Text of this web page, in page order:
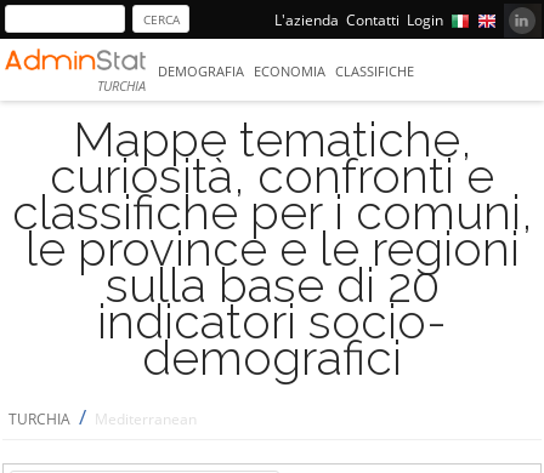
L'azienda Contatti Login
TURCHIA
DEMOGRAFIA ECONOMIA CLASSIFICHE
Mappe tematiche,
curiosità, confronti e
classifiche per i comuni,
le province e le regioni
sulla base di 20
indicatori socio-
demografici
TURCHIA / Mediterranean